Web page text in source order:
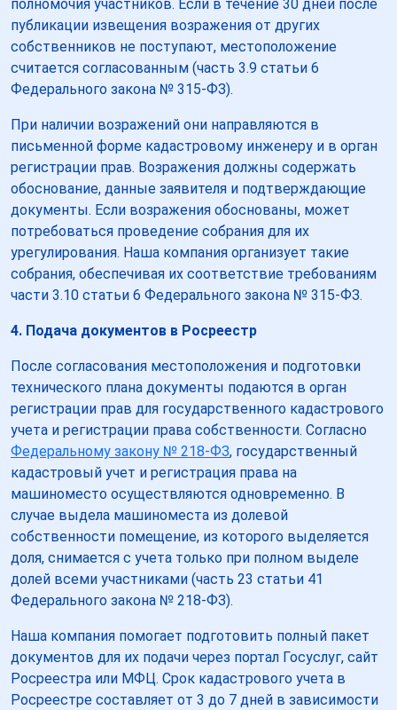
полномочия участников. Если в течение 30 дней после
публикации извещения возражения от других
собственников не поступают, местоположение
считается согласованным (часть 3.9 статьи 6
Федерального закона № 315-ФЗ).
При наличии возражений они направляются в
письменной форме кадастровому инженеру и в орган
регистрации прав. Возражения должны содержать
обоснование, данные заявителя и подтверждающие
документы. Если возражения обоснованы, может
потребоваться проведение собрания для их
урегулирования. Наша компания организует такие
собрания, обеспечивая их соответствие требованиям
части 3.10 статьи 6 Федерального закона № 315-ФЗ.
4. Подача документов в Росреестр
После согласования местоположения и подготовки
технического плана документы подаются в орган
регистрации прав для государственного кадастрового
учета и регистрации права собственности. Согласно
Федеральному закону № 218-ФЗ, государственный
кадастровый учет и регистрация права на
машиноместо осуществляются одновременно. В
случае выдела машиноместа из долевой
собственности помещение, из которого выделяется
доля, снимается с учета только при полном выделе
долей всеми участниками (часть 23 статьи 41
Федерального закона № 218-ФЗ).
Наша компания помогает подготовить полный пакет
документов для их подачи через портал Госуслуг, сайт
Росреестра или МФЦ. Срок кадастрового учета в
Росреестре составляет от 3 до 7 дней в зависимости